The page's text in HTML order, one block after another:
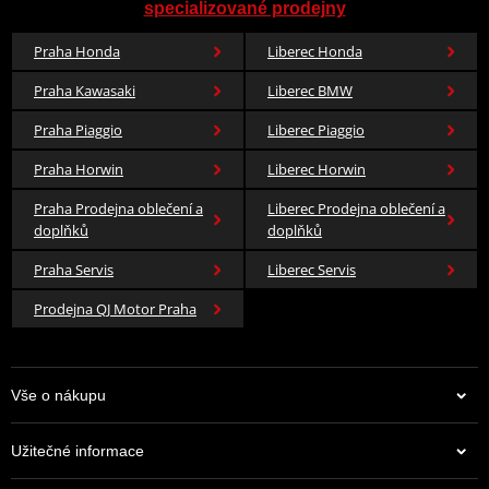
SPORTOVNÍ VÝKON NA DLOUHÉ TRASY
Dynamika a agilita
Díky optimalizované hmotnosti a výkonnému čtyřválci zažijete
sportovní náskok v každé zatáčce. Software Schaltassistent Pro
zajišťuje bleskové a hladké řazení.
Maximální konektivita
6,5“ TFT displej s BMW Motorrad Connectivity umožňuje
Komfort bez hranic
specializované prodejny
Praha Honda
Liberec Honda
Praha Kawasaki
Liberec BMW
Praha Piaggio
Liberec Piaggio
Praha Horwin
Liberec Horwin
Praha Prodejna oblečení a
doplňků
Liberec Prodejna oblečení a
doplňků
Praha Servis
Liberec Servis
Prodejna QJ Motor Praha
Vše o nákupu
Užitečné informace